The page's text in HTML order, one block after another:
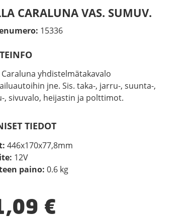
CARALUNA VAS. SUMUV.
15336
Caraluna yhdistelmätakavalo
jne. Sis. taka-, jarru-, suunta-,
, sivuvalo, heijastin ja polttimot.
TIEDOT
446x170x77,8mm
12V
paino: 0.6 kg
€